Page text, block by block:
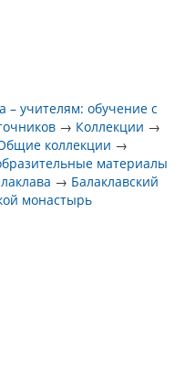
– учителям: обучение с
→ Коллекции →
коллекции →
материалы
→ Балаклавский
монастырь